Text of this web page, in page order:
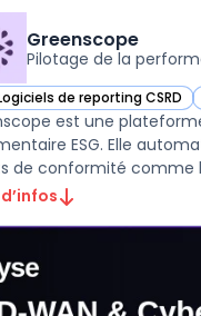
Greenscope
Pilotage de la
de reporting CSRD
Greenscope dans cette
est une
ESG. Elle
de conformité comme